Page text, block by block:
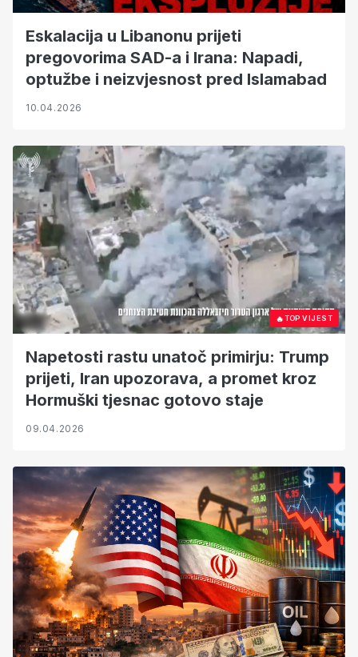
Eskalacija u Libanonu prijeti
pregovorima SAD-a i Irana: Napadi,
optužbe i neizvjesnost pred Islamabad
10.04.2026
🔥TOP VIJEST
Napetosti rastu unatoč primirju: Trump
prijeti, Iran upozorava, a promet kroz
Hormuški tjesnac gotovo staje
09.04.2026